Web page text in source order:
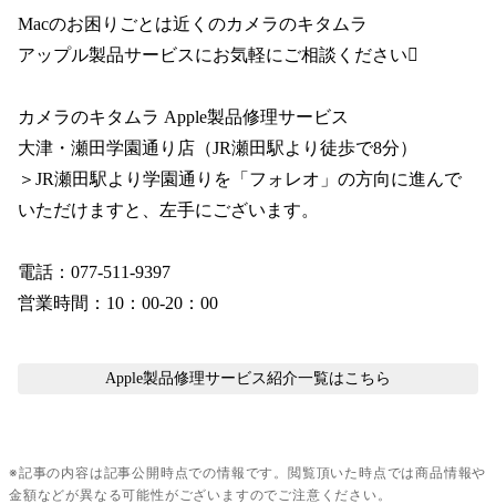
Macのお困りごとは近くのカメラのキタムラ
アップル製品サービスにお気軽にご相談ください
カメラのキタムラ Apple製品修理サービス
大津・瀬田学園通り店（JR瀬田駅より徒歩で8分）
＞JR瀬田駅より学園通りを「フォレオ」の方向に進んで
いただけますと、左手にございます。
電話：077-511-9397
営業時間： 10：00-20：00
Apple製品修理サービス紹介一覧はこちら
※記事の内容は記事公開時点での情報です。閲覧頂いた時点では商品情報や
金額などが異なる可能性がございますのでご注意ください。